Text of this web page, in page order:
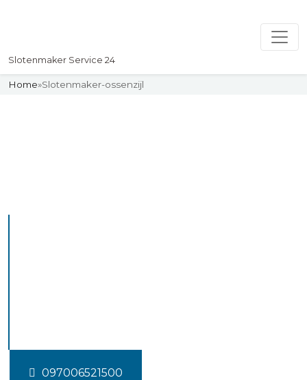
Slotenmaker Service 24
Home»Slotenmaker-ossenzijl
097006521500